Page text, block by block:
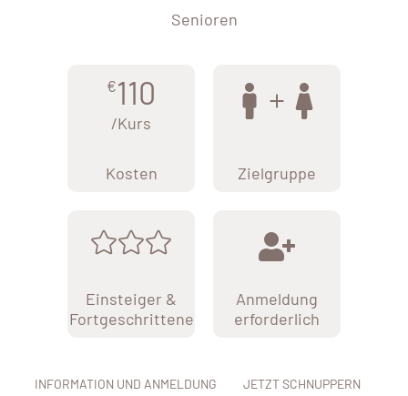
Senioren
€110
/Kurs
Kosten Zielgruppe
Einsteiger &
Fortgeschrittene
Anmeldung
erforderlich
INFORMATION UND ANMELDUNG JETZT SCHNUPPERN